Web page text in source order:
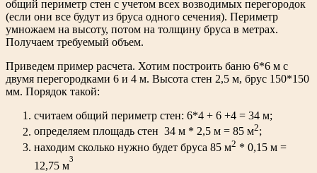
общий периметр стен с учетом всех возводимых перегородок
(если они все будут из бруса одного сечения). Периметр
умножаем на высоту, потом на толщину бруса в метрах.
Получаем требуемый объем.
Приведем пример расчета. Хотим построить баню 6*6 м с
двумя перегородками 6 и 4 м. Высота стен 2,5 м, брус 150*150
мм. Порядок такой:
считаем общий периметр стен: 6*4 + 6 +4 = 34 м;
определяем площадь стен 34 м * 2,5 м = 85 м2;
находим сколько нужно будет бруса 85 м2 * 0,15 м =
12,75 м
3